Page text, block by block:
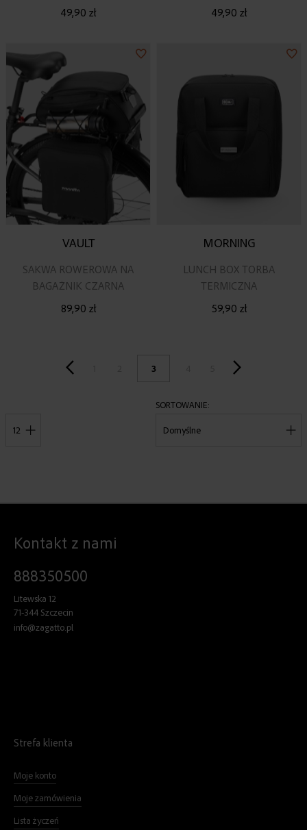
49,90 zł
RÓŻOWY
49,90 zł
VAULT
SAKWA ROWEROWA NA
BAGAŻNIK CZARNA
89,90 zł
Dodaj
MORNING
LUNCH BOX TORBA
TERMICZNA
59,90 zł
3
SORTOWANIE
Kontakt z nami
888350500
Litewska 12
71-344 Szczecin
info@zagatto.pl
Strefa klienta
Moje konto
Moje zamówienia
Lista życzeń